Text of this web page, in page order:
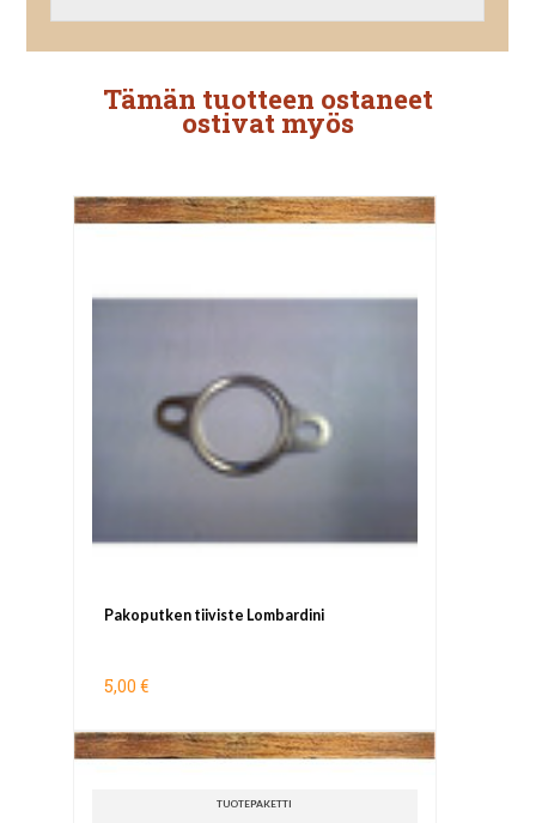
Tämän tuotteen ostaneet
ostivat myös
Pakoputken tiiviste Lombardini
5,00 €
TUOTEPAKETTI